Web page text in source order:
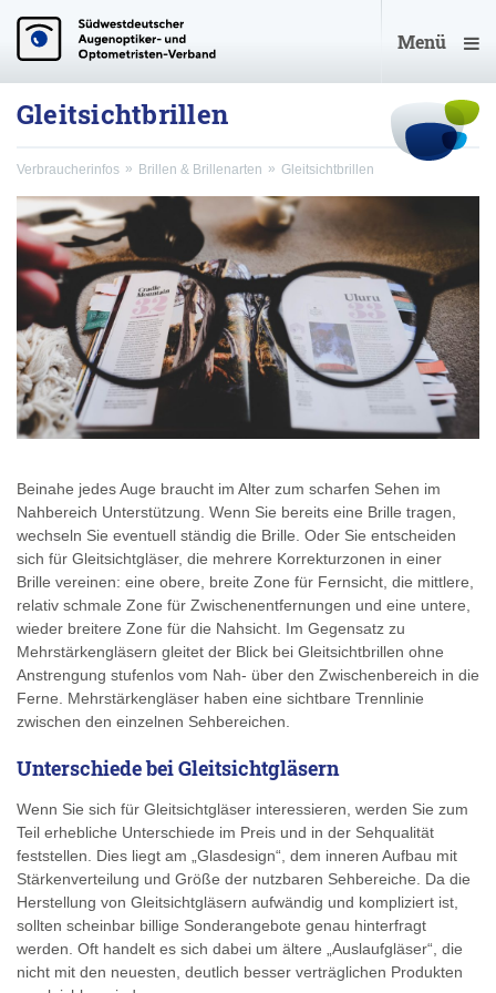
Menü
Gleitsichtbrillen
Verbraucherinfos Brillen & Brillenarten Gleitsichtbrillen
Beinahe jedes Auge braucht im Alter zum scharfen Sehen im
Nahbereich Unterstützung. Wenn Sie bereits eine Brille tragen,
wechseln Sie eventuell ständig die Brille. Oder Sie entscheiden
sich für Gleitsichtgläser, die mehrere Korrekturzonen in einer
Brille vereinen: eine obere, breite Zone für Fernsicht, die mittlere,
relativ schmale Zone für Zwischenentfernungen und eine untere,
wieder breitere Zone für die Nahsicht. Im Gegensatz zu
Mehrstärkengläsern gleitet der Blick bei Gleitsichtbrillen ohne
Anstrengung stufenlos vom Nah- über den Zwischenbereich in die
Ferne. Mehrstärkengläser haben eine sichtbare Trennlinie
zwischen den einzelnen Sehbereichen.
Unterschiede bei Gleitsichtgläsern
Wenn Sie sich für Gleitsichtgläser interessieren, werden Sie zum
Teil erhebliche Unterschiede im Preis und in der Sehqualität
feststellen. Dies liegt am „Glasdesign“, dem inneren Aufbau mit
Stärkenverteilung und Größe der nutzbaren Sehbereiche. Da die
Herstellung von Gleitsichtgläsern aufwändig und kompliziert ist,
sollten scheinbar billige Sonderangebote genau hinterfragt
werden. Oft handelt es sich dabei um ältere „Auslaufgläser“, die
nicht mit den neuesten, deutlich besser verträglichen Produkten